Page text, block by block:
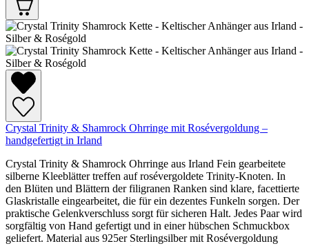
Crystal Trinity & Shamrock Ohrringe mit Rosévergoldung –
handgefertigt in Irland
Crystal Trinity & Shamrock Ohrringe aus Irland Fein gearbeitete
silberne Kleeblätter treffen auf rosévergoldete Trinity-Knoten. In
den Blüten und Blättern der filigranen Ranken sind klare, facettierte
Glaskristalle eingearbeitet, die für ein dezentes Funkeln sorgen. Der
praktische Gelenkverschluss sorgt für sicheren Halt. Jedes Paar wird
sorgfältig von Hand gefertigt und in einer hübschen Schmuckbox
geliefert. Material aus 925er Sterlingsilber mit Rosévergoldung